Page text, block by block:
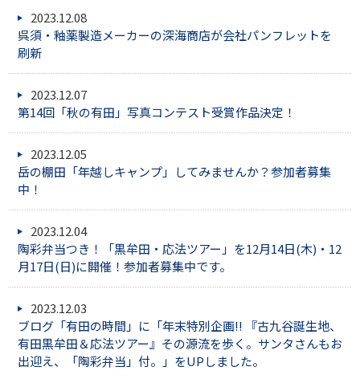
2023.12.08
呉須・釉薬製造メーカーの深海商店が会社パンフレットを
刷新
2023.12.07
第14回「秋の有田」写真コンテスト受賞作品決定！
2023.12.05
岳の棚田「年越しキャンプ」してみませんか？参加者募集
中！
2023.12.04
陶彩弁当つき！「黒牟田・応法ツアー」を12月14日(木)・12
月17日(日)に開催！参加者募集中です。
2023.12.03
ブログ「有田の時間」に「年末特別企画!! 『古九谷誕生地、
有田黒牟田＆応法ツアー』その源流を歩く。サンタさんもお
出迎え、「陶彩弁当」付。」をUPしました。